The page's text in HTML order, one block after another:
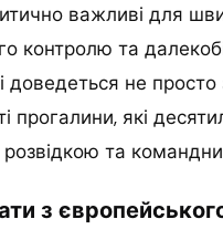
важливі для
контролю та
доведеться не просто
прогалини, які
та
з